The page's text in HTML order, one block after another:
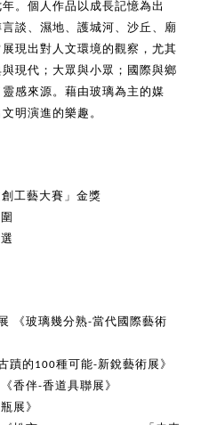
。個人作品以成長記憶為出
談、濕地、護城河、沙丘、廟
現出對人文環境的觀察，尤其
現代；大眾與小眾；國際與鄉
感來源。藉由玻璃為主的媒
明演進的樂趣。
工藝大賽」金獎
《玻璃幾分熟-當代國際藝術
蹟的100種可能-新銳藝術展》
香伴-香道具聯展》
展》